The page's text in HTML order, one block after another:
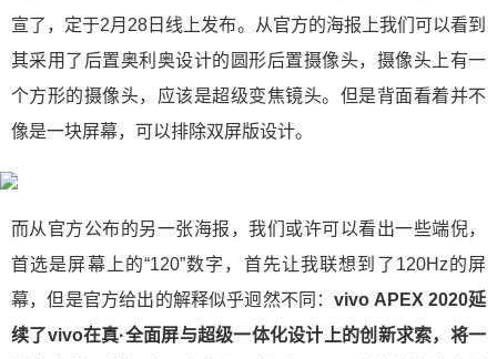
宣了，定于2月28日线上发布。从官方的海报上我们可以看到
其采用了后置奥利奥设计的圆形后置摄像头，摄像头上有一
个方形的摄像头，应该是超级变焦镜头。但是背面看着并不
像是一块屏幕，可以排除双屏版设计。
而从官方公布的另一张海报，我们或许可以看出一些端倪，
首选是屏幕上的“120”数字，首先让我联想到了120Hz的屏
幕，但是官方给出的解释似乎迥然不同：vivo APEX 2020延
续了vivo在真·全面屏与超级一体化设计上的创新求索，将一